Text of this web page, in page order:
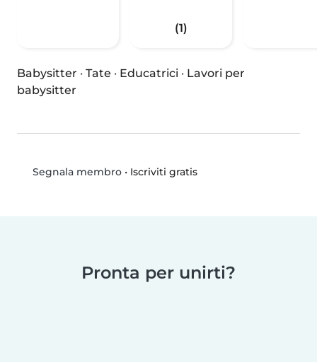
(1)
Babysitter · Tate · Educatrici · Lavori per
babysitter
Segnala membro• Iscriviti gratis
Pronta per unirti?